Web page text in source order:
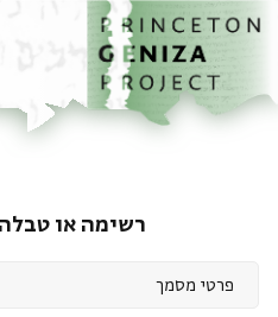
לתוכןהבית
רשימה או טבלה